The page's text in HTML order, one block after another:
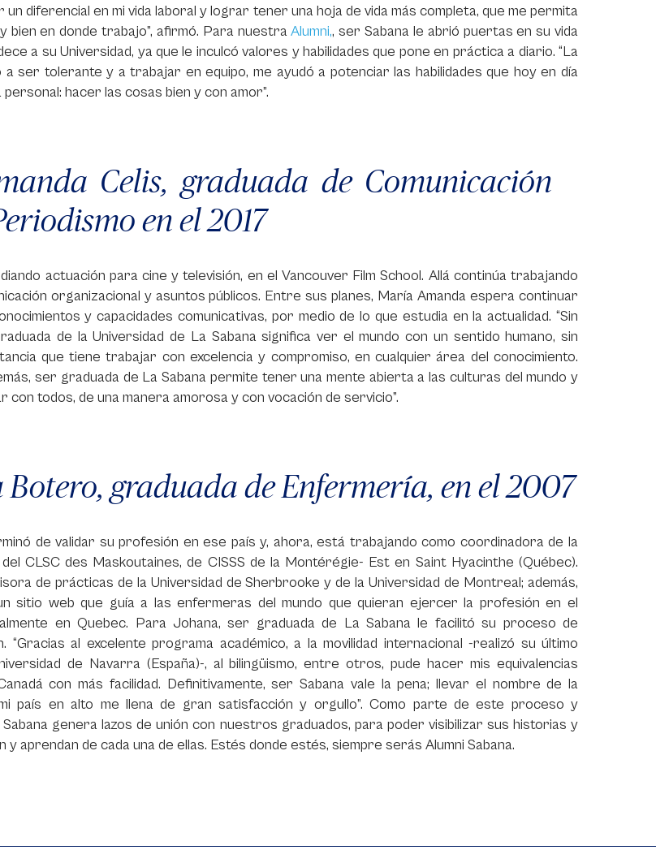
diferencial en mi vida laboral y lograr tener una hoja de vida más completa, que me permita
bien en donde trabajo”, afirmó. Para nuestraAlumni,, ser Sabana le abrió puertas en su vida
a su Universidad, ya que le inculcó valores y habilidades que pone en práctica a diario. “La
a ser tolerante y a trabajar en equipo, me ayudó a potenciar las habilidades que hoy en día
hacer las cosas bien y con amor”.
Celis, graduada de Comunicación
en el 2017
actuación para cine y televisión, en el Vancouver Film School. Allá continúa trabajando
organizacional y asuntos públicos. Entre sus planes, María Amanda espera continuar
y capacidades comunicativas, por medio de lo que estudia en la actualidad. “Sin
de la Universidad de La Sabana significa ver el mundo con un sentido humano, sin
que tiene trabajar con excelencia y compromiso, en cualquier área del conocimiento.
ser graduada de La Sabana permite tener una mente abierta a las culturas del mundo y
con todos, de una manera amorosa y con vocación de servicio”.
Botero, graduada de Enfermería, en el 2007
de validar su profesión en ese país y, ahora, está trabajando como coordinadora de la
CLSC des Maskoutaines, de CISSS de la Montérégie- Est en Saint Hyacinthe (Québec).
de prácticas de la Universidad de Sherbrooke y de la Universidad de Montreal; además,
sitio web que guía a las enfermeras del mundo que quieran ejercer la profesión en el
en Quebec. Para Johana, ser graduada de La Sabana le facilitó su proceso de
“Gracias al excelente programa académico, a la movilidad internacional -realizó su último
de Navarra (España)-, al bilingüismo, entre otros, pude hacer mis equivalencias
con más facilidad. Definitivamente, ser Sabana vale la pena; llevar el nombre de la
país en alto me llena de gran satisfacción y orgullo”. Como parte de este proceso y
Sabana genera lazos de unión con nuestros graduados, para poder visibilizar sus historias y
y aprendan de cada una de ellas. Estés donde estés, siempre serás Alumni Sabana.